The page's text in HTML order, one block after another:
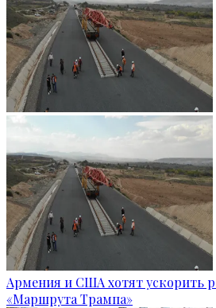
Армения и США хотят ускорить
«Маршрута Трампа»